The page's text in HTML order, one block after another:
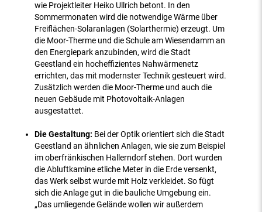
wie Projektleiter Heiko Ullrich betont. In den
Sommermonaten wird die notwendige Wärme über
Freiflächen-Solaranlagen (Solarthermie) erzeugt. Um
die Moor-Therme und die Schule am Wiesendamm an
den Energiepark anzubinden, wird die Stadt
Geestland ein hocheffizientes Nahwärmenetz
errichten, das mit modernster Technik gesteuert wird.
Zusätzlich werden die Moor-Therme und auch die
neuen Gebäude mit Photovoltaik-Anlagen
ausgestattet.
Die Gestaltung: Bei der Optik orientiert sich die Stadt
Geestland an ähnlichen Anlagen, wie sie zum Beispiel
im oberfränkischen Hallerndorf stehen. Dort wurden
die Abluftkamine etliche Meter in die Erde versenkt,
das Werk selbst wurde mit Holz verkleidet. So fügt
sich die Anlage gut in die bauliche Umgebung ein.
„Das umliegende Gelände wollen wir außerdem